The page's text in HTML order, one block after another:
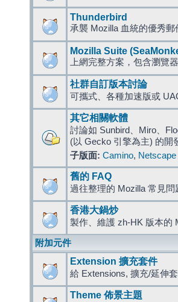
Thunderbird
承襲 Mozilla 血統的優秀郵
Mozilla Suite
上網完整方案，包含瀏覽
社群自訂版本討論
可攜式、各種加速版或
其它相關軟體
討論如 Sunbird、Miro、
(以 Gecko 引擎為主) 的開
子版面: Camino,
舊的 FAQ
過往整理的 Mozilla 常見問
香港大鍋炒
製作、維護 zh-HK 版本的
附加元件
Extension 擴充套件
給 Extensions, 擴充/延伸
Theme 佈景主題